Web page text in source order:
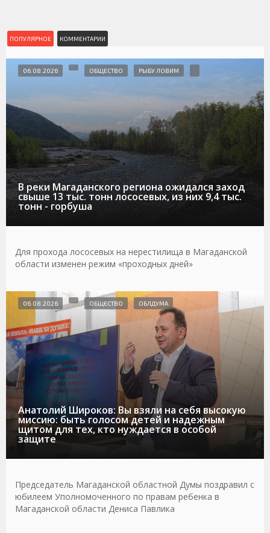
ПОПУЛЯРНОЕ КОММЕНТАРИИ
В реки Магаданского региона ожидался заход
свыше 13 тыс. тонн лососевых, из них 9,4 тыс.
тонн - горбуша
06.08.2026 ОБЩЕСТВО РЫБУ ЛОВИМ
Для прохода лососевых на нерестилища в Магаданской
области изменен режим «проходных дней»
Анатолий Широков: Вы взяли на себя высокую
миссию: быть голосом детей и надежным
щитом для тех, кто нуждается в особой
защите
06.08.2026 ОБЩЕСТВО ОБЛДУМА
Председатель Магаданской областной Думы поздравил с
юбилеем Уполномоченного по правам ребенка в
Магаданской области Дениса Павлика